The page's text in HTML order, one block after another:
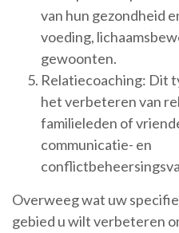
van hun gezondheid
voeding,
gewoonten.
Relatiecoaching: Dit
het verbeteren van
familieleden of
communicatie- en
Overweeg wat uw
gebied u wilt verbeteren